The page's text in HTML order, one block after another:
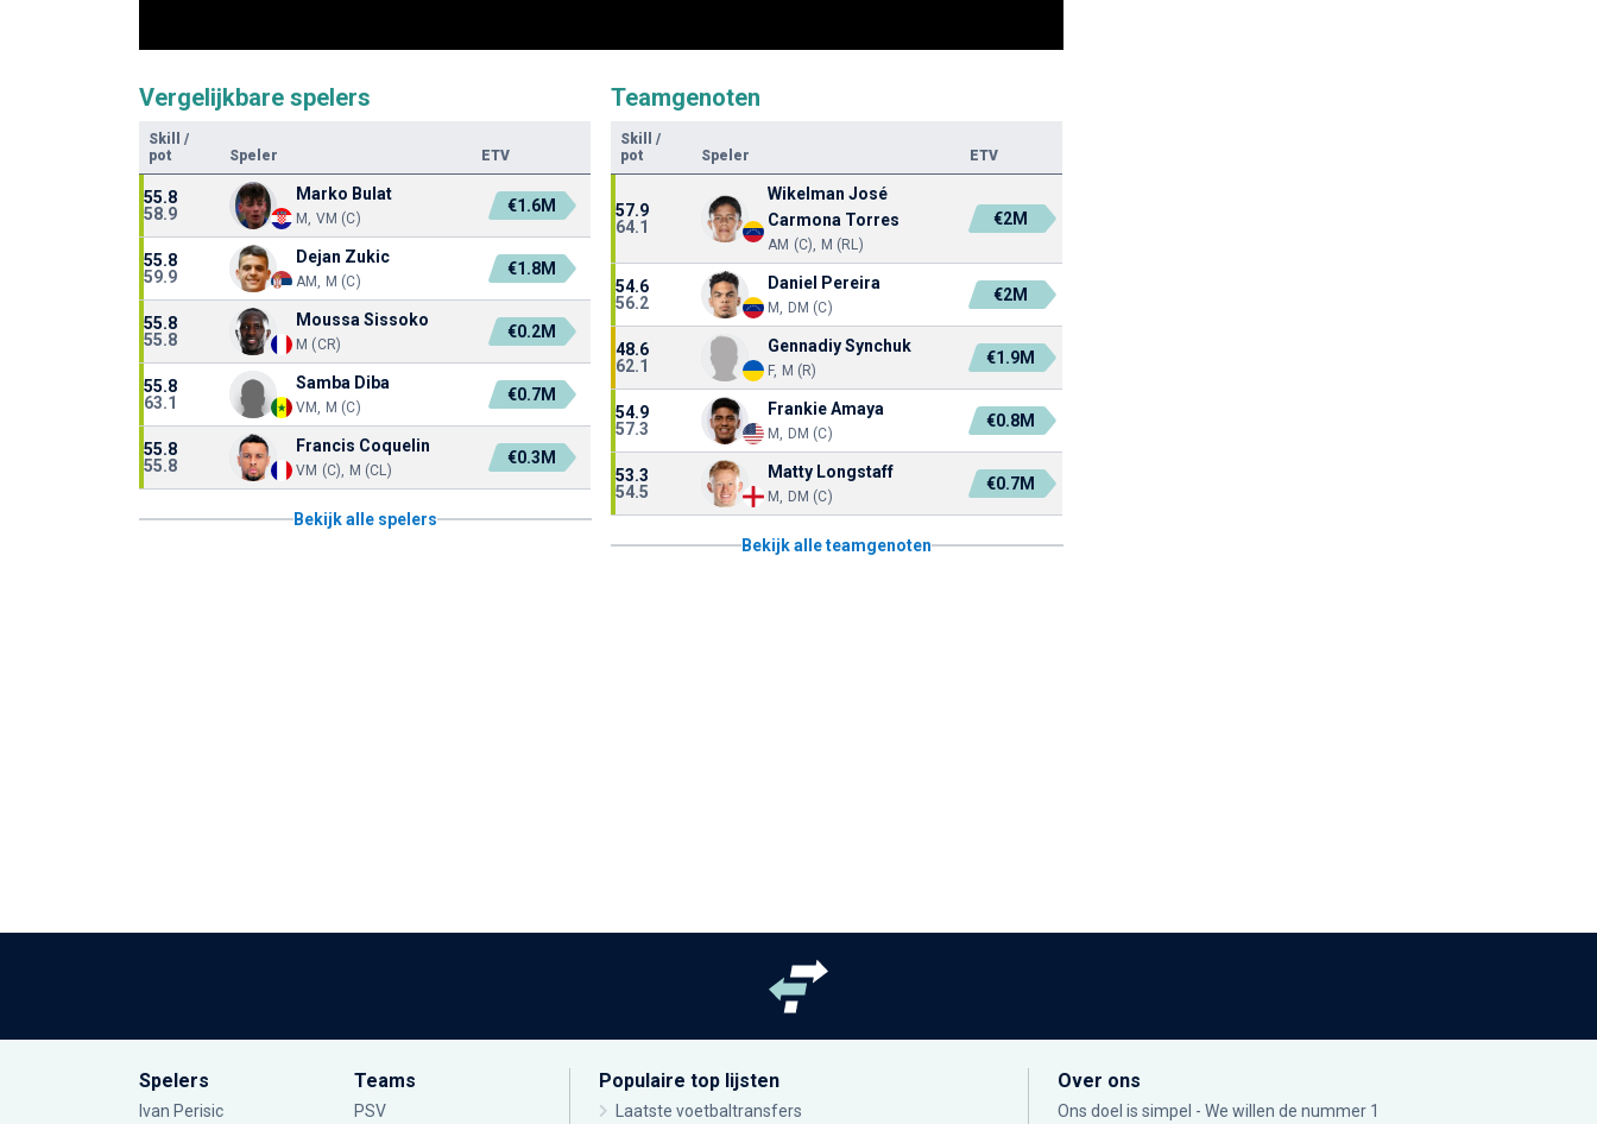
Vergelijkbare spelers
Skill
/
pot
Speler ETV
55.8
58.9
Marko Bulat
M, VM (C)
€1.6M
55.8
59.9
Dejan Zukic
AM, M (C)
€1.8M
55.8
55.8
Moussa Sissoko
M (CR)
€0.2M
55.8
63.1
Samba Diba
VM, M (C)
€0.7M
55.8
55.8
Francis Coquelin
VM (C), M (CL)
€0.3M
Bekijk alle spelers
Teamgenoten
Skill
/
pot
Speler ETV
57.9
64.1
Wikelman José
Carmona Torres
AM (C), M (RL)
€2M
54.6
56.2
Daniel Pereira
M, DM (C)
€2M
48.6
62.1
Gennadiy Synchuk
F, M (R)
€1.9M
54.9
57.3
Frankie Amaya
M, DM (C)
€0.8M
53.3
54.5
Matty Longstaff
M, DM (C)
€0.7M
Bekijk alle teamgenoten
Spelers
Ivan Perisic
Teams
PSV
Populaire top lijsten
Laatste voetbaltransfers
Over ons
Ons doel is simpel - We willen de nummer 1